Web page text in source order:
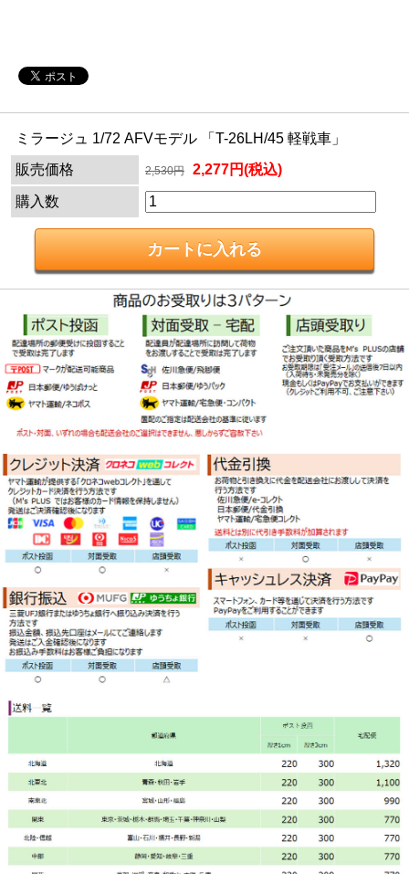
ミラージュ 1/72 AFVモデル 「T-26LH/45 軽戦車」
販売価格
2,530円 2,277円(税込)
購入数